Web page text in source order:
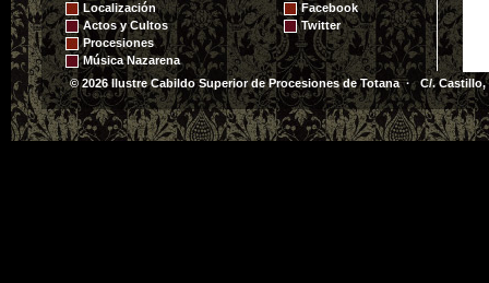
Localización
Actos y Cultos
Procesiones
Música Nazarena
Facebook
Twitter
© 2026 Ilustre Cabildo Superior de Procesiones de Totana · C/. Castillo,